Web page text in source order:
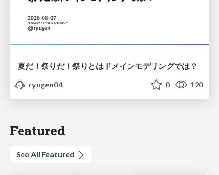
夏だ！祭りだ！祭りとはドメインモデリングでは？
ryugen04
0 120
Featured
See All Featured